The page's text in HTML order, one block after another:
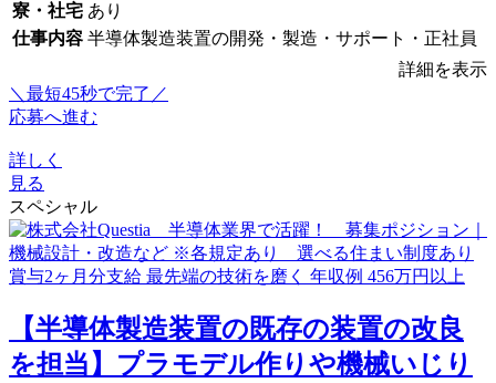
寮・社宅 あり
仕事内容 半導体製造装置の開発・製造・サポート・正社員
詳細を表示
＼最短45秒で完了／
応募へ進む
詳しく
見る
スペシャル
【半導体製造装置の既存の装置の改良
を担当】プラモデル作りや機械いじり